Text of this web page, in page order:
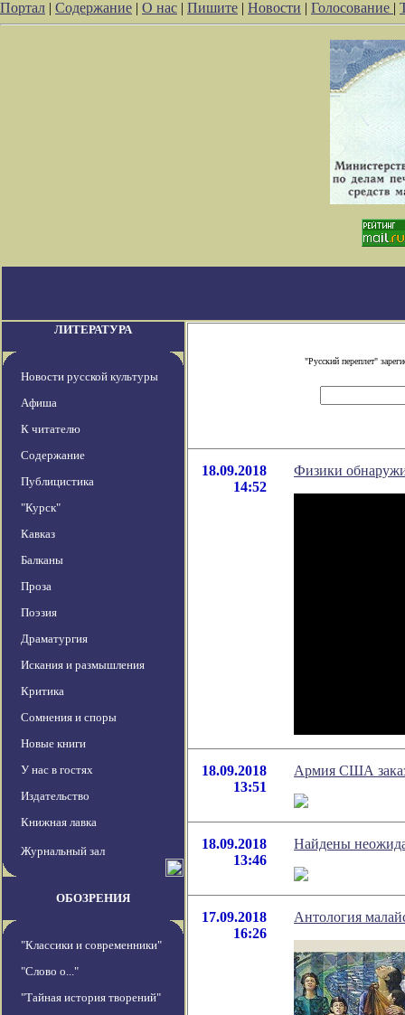
Портал | Содержание | О нас | Пишите | Новости | Голосование |
ЛИТЕРАТУРА
Новости русской культуры
Афиша
К читателю
Содержание
Публицистика
"Курск"
Кавказ
Балканы
Проза
Поэзия
Драматургия
Искания и размышления
Критика
Сомнения и споры
Новые книги
У нас в гостях
Издательство
Книжная лавка
Журнальный зал
ОБОЗРЕНИЯ
"Классики и современники"
"Слово о..."
"Тайная история творений"
"Русский переплет"
18.09.2018
14:52
Физики
18.09.2018
13:51
Армия США
18.09.2018
13:46
Найдены
17.09.2018
16:26
Антология